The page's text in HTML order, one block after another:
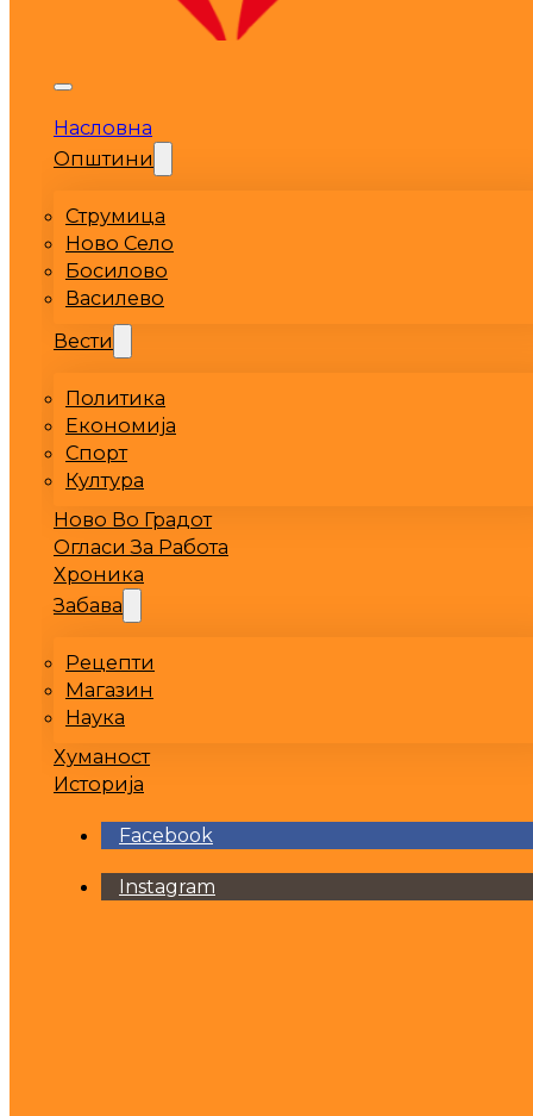
Насловна
Општини
Струмица
Ново Село
Босилово
Василево
Вести
Политика
Економија
Спорт
Култура
Ново Во Градот
Огласи За Работа
Хроника
Забава
Рецепти
Магазин
Наука
Хуманост
Историја
Facebook
Instagram